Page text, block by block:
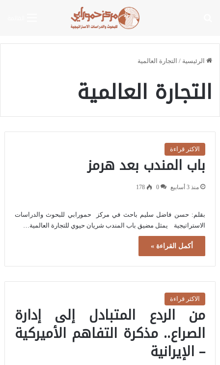
الرئيسية / التجارة العالمية
التجارة العالمية
الاكثر قراءة
باب المندب بعد هرمز
منذ 3 أسابيع 0
178
بقلم: حسن فاضل سليم باحث في مركز حمورابي للبحوث والدراسات
الاستراتيجية يمثل مضيق باب المندب شريان حيوي للتجارة العالمية…
أكمل القراءة »
الاكثر قراءة
من الردع المتبادل إلى إدارة
الصراع.. مذكرة التفاهم الأميركية
– الإيرانية